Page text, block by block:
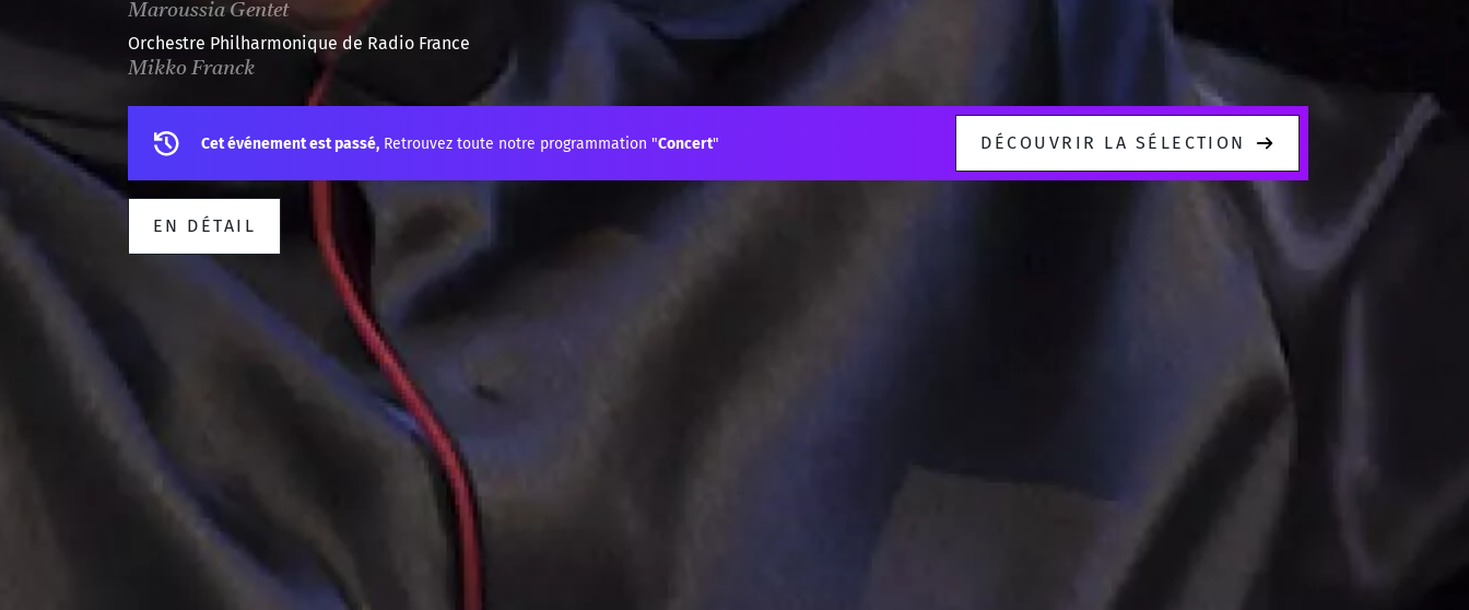
Maroussia Gentet
Orchestre Philharmonique de Radio France
Mikko Franck
Cet événement est passé, Retrouvez toute notre programmation "Concert" DÉCOUVRIR LA SÉLECTION
EN DÉTAIL